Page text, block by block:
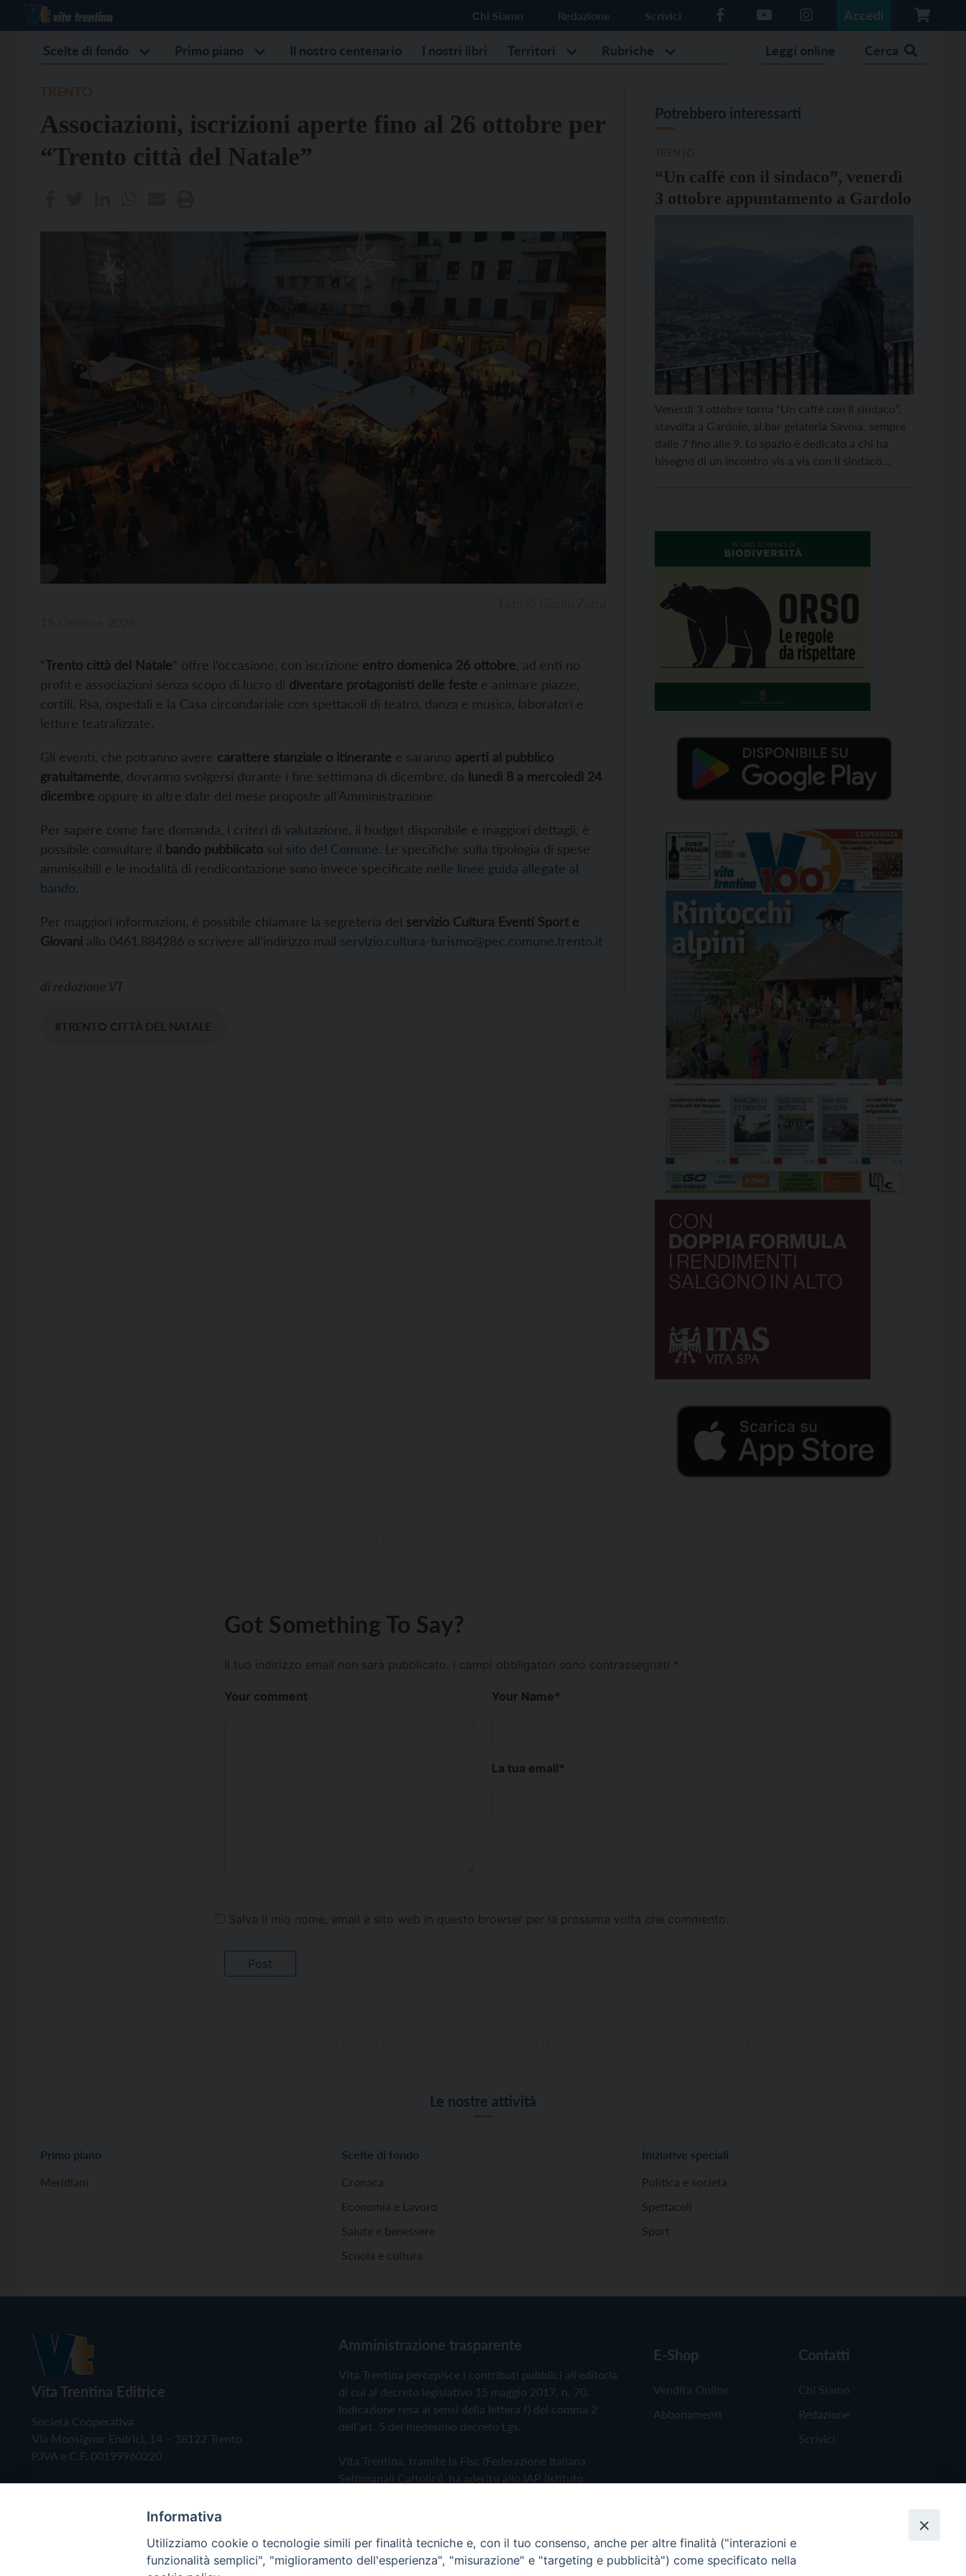
Chi Siamo Redazione Scrivici Accedi
Scelte di fondo Primo piano Il nostro centenario I nostri libri Territori Rubriche Leggi online Cerca
Associazioni, iscrizioni aperte fino al 26 ottobre per
“Trento città del Natale”
“Trento città del Natale” offre l’occasione, con iscrizione entro domenica 26 ottobre , ad enti no
profit e associazioni senza scopo di lucro di diventare protagonisti delle feste e animare piazze,
cortili, Rsa, ospedali e la Casa circondariale con spettacoli di teatro, danza e musica, laboratori e
letture teatralizzate.
Gli eventi, che potranno avere carattere stanziale o itinerante e saranno aperti al pubblico
gratuitamente , dovranno svolgersi durante i fine settimana di dicembre, da lunedì 8 a mercoledì 24
dicembre oppure in altre date del mese proposte all’Amministrazione.
Per sapere come fare domanda, i criteri di valutazione, il budget disponibile e maggiori dettagli, è
possibile consultare il bando pubblicato sul sito del Comune. Le specifiche sulla tipologia di spese
ammissibili e le modalità di rendicontazione sono invece specificate nelle linee guida allegate al
bando.
Per maggiori informazioni, è possibile chiamare la segreteria del servizio Cultura Eventi Sport e
Giovani allo 0461.884286 o scrivere all’indirizzo mail servizio.cultura-turismo@pec.comune.trento.it
di redazione VT
#TRENTO CITTÀ DEL NATALE
Potrebbero interessarti
“Un caffé con il sindaco”, venerdì
3 ottobre appuntamento a Gardolo
Venerdì 3 ottobre torna “Un caffè con il sindaco”,
stavolta a Gardolo, al bar gelateria Savoia, sempre
dalle 7 fino alle 9. Lo spazio è dedicato a chi ha
bisogno di un incontro vis a vis con il sindaco
Got Something To Say?
Il tuo indirizzo email non sarà pubblicato. I campi obbligatori sono contrassegnati *
Your comment Your Name*
La tua email*
Salva il mio nome, email e sito web in questo browser per la prossima volta che commento.
Le nostre attività
Primo piano
Meridiani
Scelte di fondo
Cronaca
Economia e Lavoro
Salute e benessere
Scuola e cultura
Iniziative speciali
Politica e società
Spettacoli
Sport
Vita Trentina Editrice
Società Cooperativa
Via Monsignor Endrici, 14 – 38122 Trento
P.IVA e C.F. 00199960220
Amministrazione trasparente
Vita Trentina percepisce i contributi pubblici all'editoria
di cui al decreto legislativo 15 maggio 2017, n. 70.
Indicazione resa ai sensi della lettera f) del comma 2
dell'art. 5 del medesimo decreto Lgs.
Vita Trentina, tramite la Fisc (Federazione Italiana
Settimanali Cattolici), ha aderito allo IAP (Istituto
Privacy Policy Cookie Policy
E-Shop
Vendita Online
Abbonamenti
Contatti
Chi Siamo
Redazione
Scrivici
Informativa
Utilizziamo cookie o tecnologie simili per finalità tecniche e, con il tuo consenso, anche per altre finalità ("interazioni e
funzionalità semplici", "miglioramento dell'esperienza", "misurazione" e "targeting e pubblicità") come specificato nella